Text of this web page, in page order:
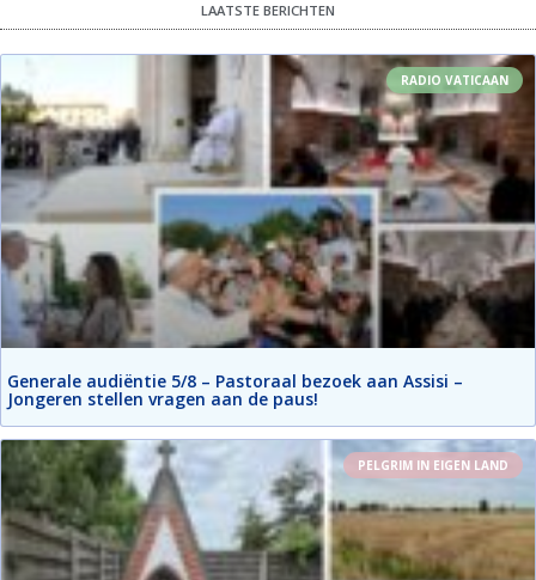
LAATSTE BERICHTEN
RADIO VATICAAN
Generale audiëntie 5/8 – Pastoraal bezoek aan Assisi –
Jongeren stellen vragen aan de paus!
PELGRIM IN EIGEN LAND